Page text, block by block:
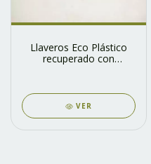
Llaveros Eco Plástico
recuperado con
VER